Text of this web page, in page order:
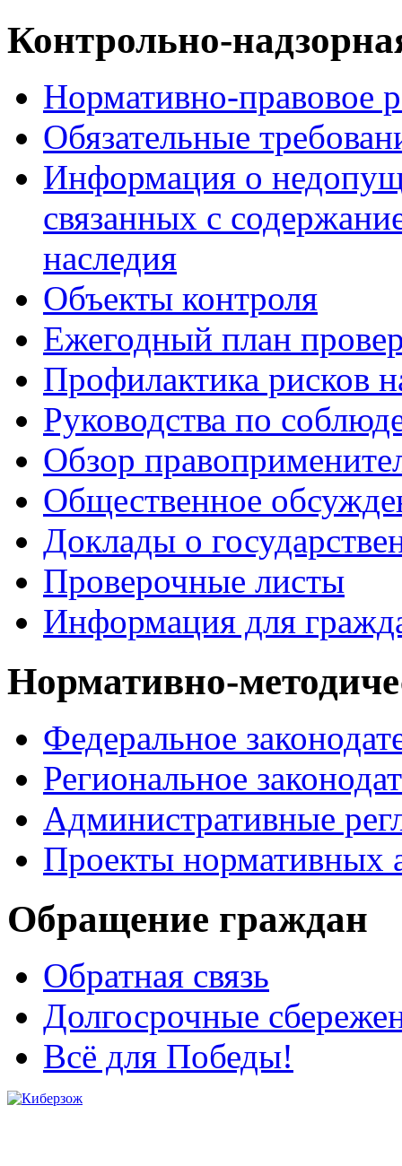
Контрольно-
Нормативно-правовое
Обязательные
Информация о
связанных с
наследия
Объекты контроля
Ежегодный план
Профилактика рисков
Руководства по
Обзор
Общественное
Доклады о
Проверочные листы
Информация для
Нормативно-
Федеральное
Региональное
Административные
Проекты нормативных
Обращение граждан
Обратная связь
Долгосрочные
Всё для Победы!